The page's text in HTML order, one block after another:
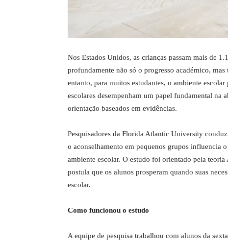
Nos Estados Unidos, as crianças passam mais de
profundamente não só o progresso académico,
entanto, para muitos estudantes, o ambiente
escolares desempenham um papel fundamental na
orientação baseados em evidências.
Pesquisadores da Florida Atlantic University
o aconselhamento em pequenos grupos influencia
ambiente escolar. O estudo foi orientado pela
postula que os alunos prosperam quando suas
escolar.
Como funcionou o estudo
A equipe de pesquisa trabalhou com alunos da